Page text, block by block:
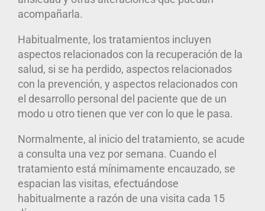
acompañarla.
Habitualmente, los tratamientos incluyen
aspectos relacionados con la recuperación de la
salud, si se ha perdido, aspectos relacionados
con la prevención, y aspectos relacionados con
el desarrollo personal del paciente que de un
modo u otro tienen que ver con lo que le pasa.
Normalmente, al inicio del tratamiento, se acude
a consulta una vez por semana. Cuando el
tratamiento está mínimamente encauzado, se
espacian las visitas, efectuándose
habitualmente a razón de una visita cada 15